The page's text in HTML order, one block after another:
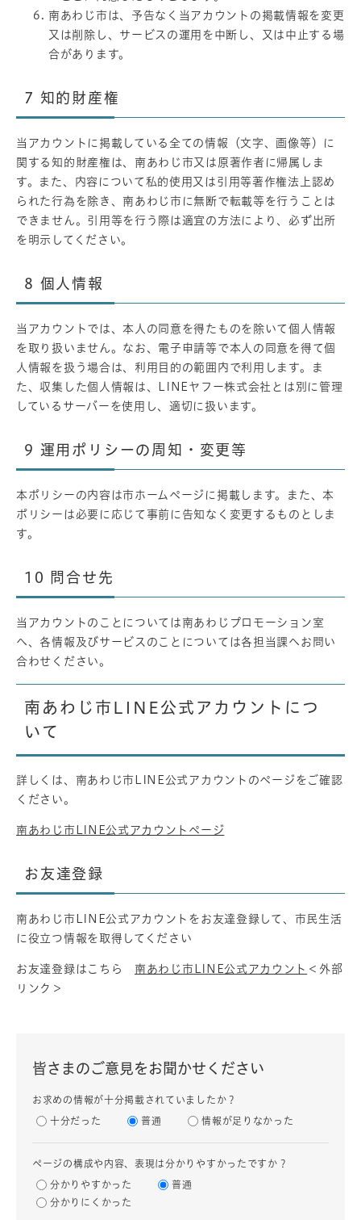
南あわじ市は、予告なく当アカウントの掲載情報を変更
又は削除し、サービスの運用を中断し、又は中止する場
合があります。
7 知的財産権
当アカウントに掲載している全ての情報（文字、画像等）に
関する知的財産権は、南あわじ市又は原著作者に帰属しま
す。また、内容について私的使用又は引用等著作権法上認め
られた行為を除き、南あわじ市に無断で転載等を行うことは
できません。引用等を行う際は適宜の方法により、必ず出所
を明示してください。
8 個人情報
当アカウントでは、本人の同意を得たものを除いて個人情報
を取り扱いません。なお、電子申請等で本人の同意を得て個
人情報を扱う場合は、利用目的の範囲内で利用します。ま
た、収集した個人情報は、LINEヤフー株式会社とは別に管理
しているサーバーを使用し、適切に扱います。
9 運用ポリシーの周知・変更等
本ポリシーの内容は市ホームページに掲載します。また、本
ポリシーは必要に応じて事前に告知なく変更するものとしま
す。
10 問合せ先
当アカウントのことについては南あわじプロモーション室
へ、各情報及びサービスのことについては各担当課へお問い
合わせください。
南あわじ市LINE公式アカウントにつ
いて
詳しくは、南あわじ市LINE公式アカウントのページをご確認
ください。
南あわじ市LINE公式アカウントページ
お友達登録
南あわじ市LINE公式アカウントをお友達登録して、市民生活
に役立つ情報を取得してください
お友達登録はこちら 南あわじ市LINE公式アカウント ＜外部
リンク＞
皆さまのご意見をお聞かせください
お求めの情報が十分掲載されていましたか？
十分だった 普通 情報が足りなかった
ページの構成や内容、表現は分かりやすかったですか？
分かりやすかった
普通
分かりにくかった